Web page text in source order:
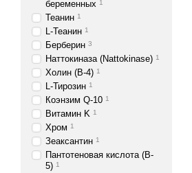
беременных 1
Теанин 1
L-Теанин 1
Берберин 3
Наттокиназа (Nattokinase) 1
Холин (В-4) 1
L-Тирозин 1
Коэнзим Q-10 1
Витамин K 1
Хром 1
Зеаксантин 1
Пантотеновая кислота (B-
5) 1